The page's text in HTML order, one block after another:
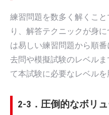
練習問題を数多く解くこ
り、解答テクニックが身
は易しい練習問題から順
去問や模擬試験のレベル
て本試験に必要なレベルを
2-3．圧倒的なボリ